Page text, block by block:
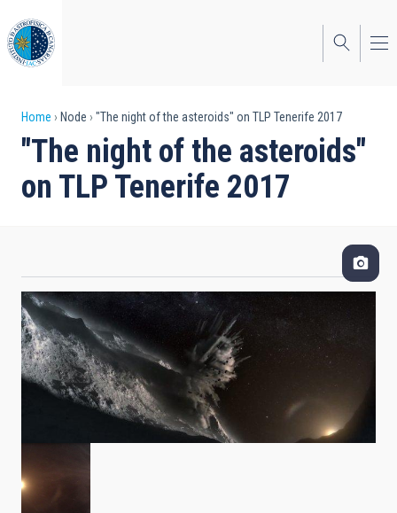
to
main
content
Breadcrumb
Home Node "The night of the asteroids" on TLP Tenerife 2017
"The night of the asteroids"
on TLP Tenerife 2017